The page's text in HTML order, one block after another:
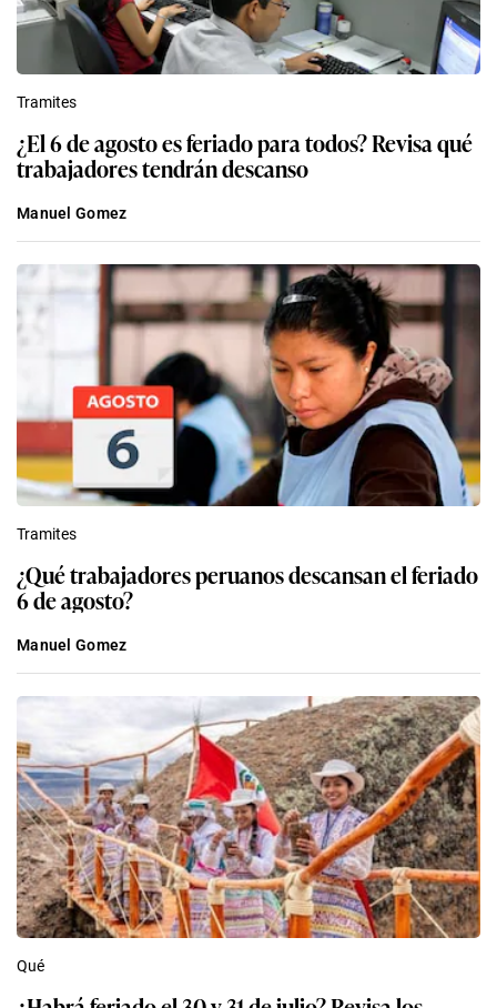
Tramites
¿El 6 de agosto es feriado para todos? Revisa qué
trabajadores tendrán descanso
Manuel Gomez
Tramites
¿Qué trabajadores peruanos descansan el feriado
6 de agosto?
Manuel Gomez
Qué